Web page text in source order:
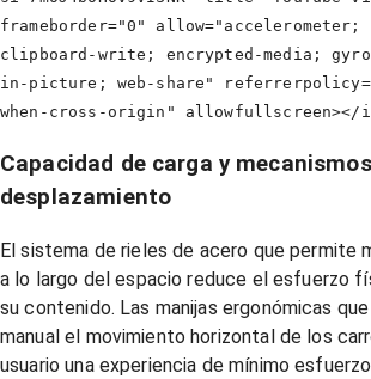
frameborder="0" allow="accelerometer;
clipboard-write; encrypted-media;
in-picture; web-share"
when-cross-origin" allowfullscreen></
Capacidad de carga y
desplazamiento
El sistema de rieles de acero que permite
a lo largo del espacio reduce el esfuerzo
su contenido. Las manijas ergonómicas
manual el movimiento horizontal de los
usuario una experiencia de mínimo